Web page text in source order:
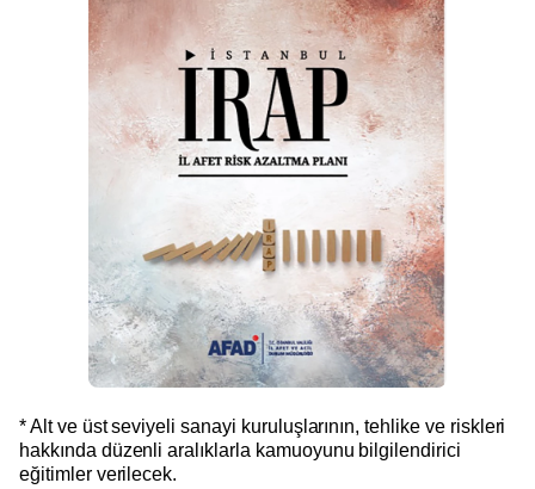
* Alt ve üst seviyeli sanayi kuruluşlarının, tehlike ve riskleri
hakkında düzenli aralıklarla kamuoyunu bilgilendirici
eğitimler verilecek.